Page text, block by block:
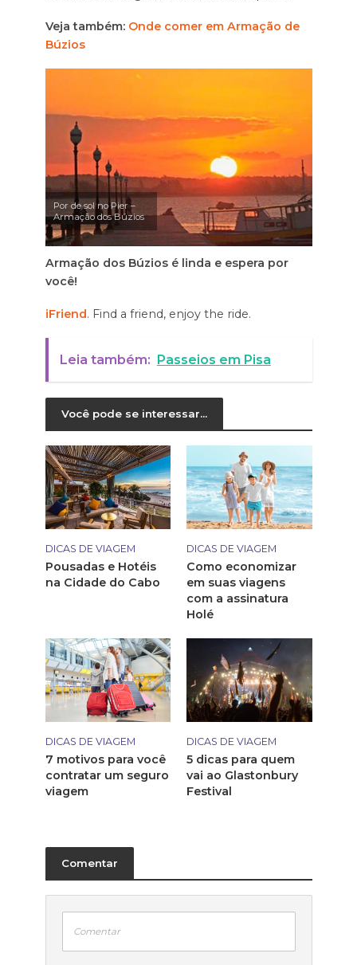
Veja também: Onde comer em Armação de
Búzios
Por de sol no Pier –
Armação dos Búzios
Armação dos Búzios é linda e espera por
você!
iFriend. Find a friend, enjoy the ride.
Leia também: Passeios em Pisa
Você pode se interessar...
DICAS DE VIAGEM
Pousadas e Hotéis
na Cidade do Cabo
DICAS DE VIAGEM
Como economizar
em suas viagens
com a assinatura
Holé
DICAS DE VIAGEM
7 motivos para você
contratar um seguro
viagem
DICAS DE VIAGEM
5 dicas para quem
vai ao Glastonbury
Festival
Comentar
Comentar